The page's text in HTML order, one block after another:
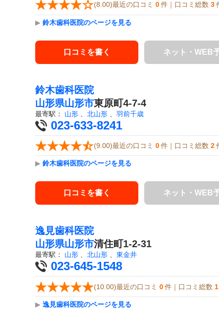
(8.00)最近の口コミ 0 件｜口コミ総数 3
▶ 鈴木歯科医院のページを見る
口コミを書く ネット・WEB
鈴木歯科医院
山形県山形市東原町4-7-4
最寄駅： 山形 北山形 羽前千歳
023-633-8241
(9.00)最近の口コミ 0 件｜口コミ総数 2
▶ 鈴木歯科医院のページを見る
口コミを書く ネット・WEB
逸見歯科医院
山形県山形市清住町1-2-31
最寄駅： 山形 、 北山形 、 東金井
023-645-1548
(10.00)最近の口コミ 0 件｜口コミ総数 1
▶ 逸見歯科医院のページを見る